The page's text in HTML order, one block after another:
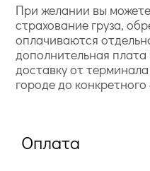
При желании вы можете
страхование груза,
оплачиваются
дополнительная плата
доставку от
городе до
Оплата